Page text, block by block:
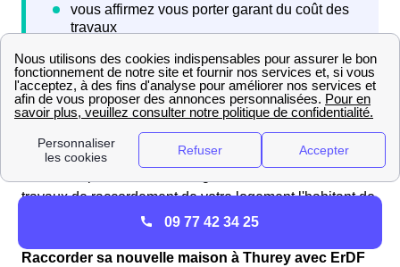
Six semaines après l'envoi de votre demande à Enedis
Thurey (ex ErDF), vous allez recevoir une proposition
travaux de raccordement de votre logement l'habitant de
Raccorder sa nouvelle maison à Thurey avec ErDF
09 77 42 34 25